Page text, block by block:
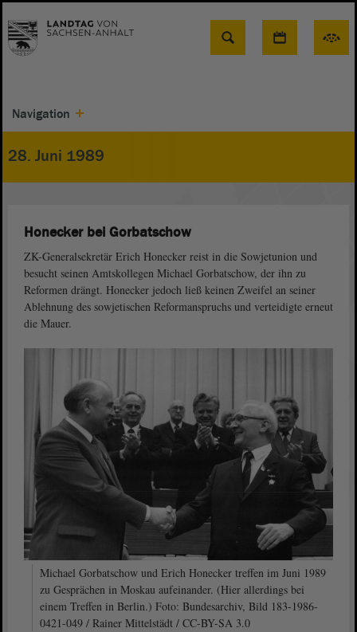
Suche
Navigation
28. Juni 1989
Honecker bei Gorbatschow
ZK-Generalsekretär Erich Honecker reist in die Sowjetunion und
besucht seinen Amtskollegen Michael Gorbatschow, der ihn zu
Reformen drängt. Honecker jedoch ließ keinen Zweifel an seiner
Ablehnung des sowjetischen Reformanspruchs und verteidigte erneut
die Mauer.
Michael Gorbatschow und Erich Honecker treffen im Juni 1989
zu Gesprächen in Moskau aufeinander. (Hier allerdings bei
einem Treffen in Berlin.) Foto: Bundesarchiv, Bild 183-1986-
0421-049 / Rainer Mittelstädt / CC-BY-SA 3.0